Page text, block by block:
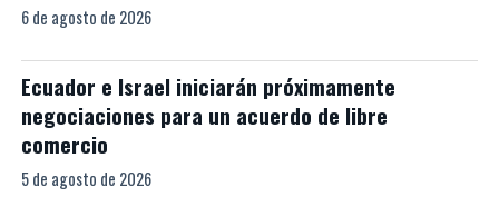
6 de agosto de 2026
Ecuador e Israel iniciarán próximamente
negociaciones para un acuerdo de libre
comercio
5 de agosto de 2026